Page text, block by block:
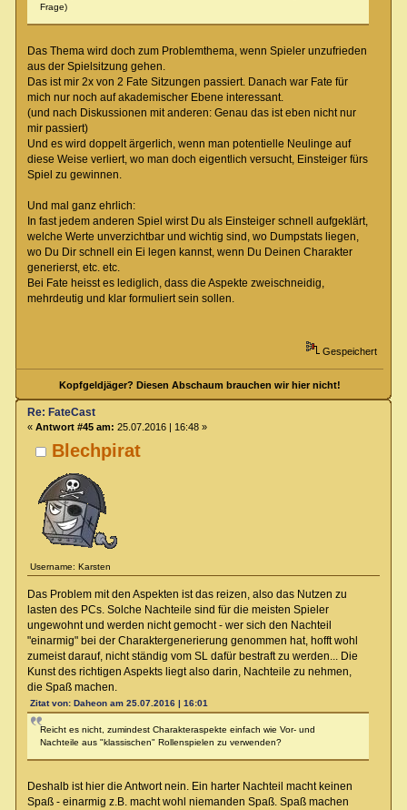
Frage)
Das Thema wird doch zum Problemthema, wenn Spieler unzufrieden
aus der Spielsitzung gehen.
Das ist mir 2x von 2 Fate Sitzungen passiert. Danach war Fate für
mich nur noch auf akademischer Ebene interessant.
(und nach Diskussionen mit anderen: Genau das ist eben nicht nur
mir passiert)
Und es wird doppelt ärgerlich, wenn man potentielle Neulinge auf
diese Weise verliert, wo man doch eigentlich versucht, Einsteiger fürs
Spiel zu gewinnen.
Und mal ganz ehrlich:
In fast jedem anderen Spiel wirst Du als Einsteiger schnell aufgeklärt,
welche Werte unverzichtbar und wichtig sind, wo Dumpstats liegen,
wo Du Dir schnell ein Ei legen kannst, wenn Du Deinen Charakter
generierst, etc. etc.
Bei Fate heisst es lediglich, dass die Aspekte zweischneidig,
mehrdeutig und klar formuliert sein sollen.
Gespeichert
Kopfgeldjäger? Diesen Abschaum brauchen wir hier nicht!
Blechpirat
Username: Karsten
Re: FateCast
« Antwort #45 am: 25.07.2016 | 16:48 »
Das Problem mit den Aspekten ist das reizen, also das Nutzen zu
lasten des PCs. Solche Nachteile sind für die meisten Spieler
ungewohnt und werden nicht gemocht - wer sich den Nachteil
"einarmig" bei der Charaktergenerierung genommen hat, hofft wohl
zumeist darauf, nicht ständig vom SL dafür bestraft zu werden... Die
Kunst des richtigen Aspekts liegt also darin, Nachteile zu nehmen,
die Spaß machen.
Zitat von: Daheon am 25.07.2016 | 16:01
Reicht es nicht, zumindest Charakteraspekte einfach wie Vor- und
Nachteile aus "klassischen" Rollenspielen zu verwenden?
Deshalb ist hier die Antwort nein. Ein harter Nachteil macht keinen
Spaß - einarmig z.B. macht wohl niemanden Spaß. Spaß machen